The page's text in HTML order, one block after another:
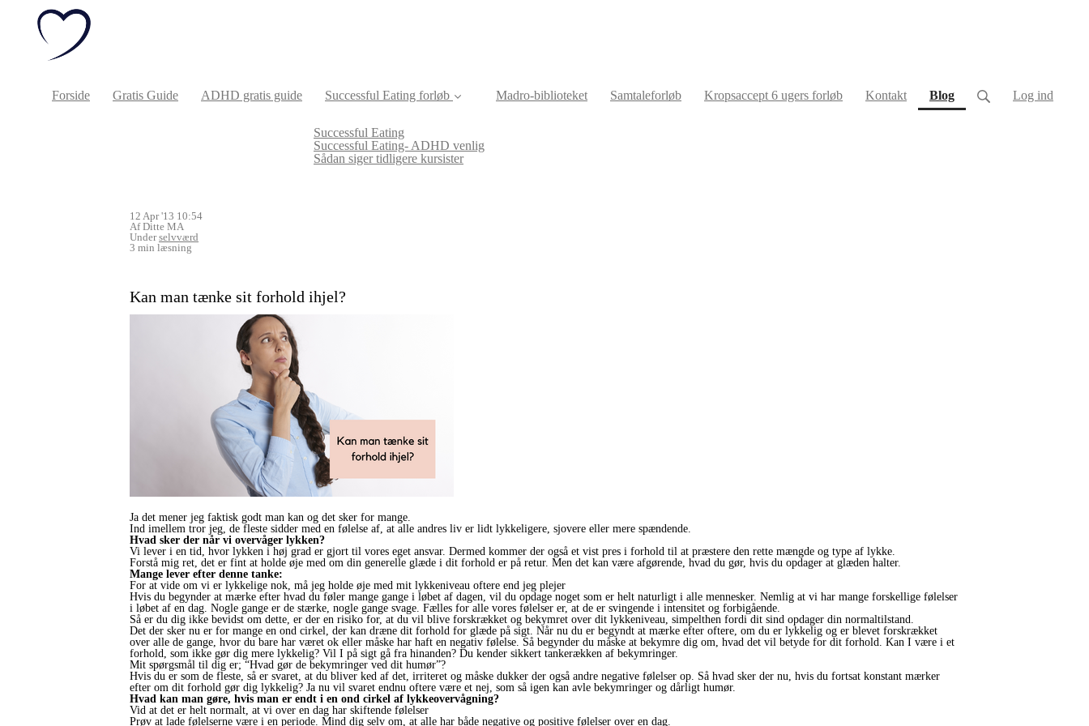
Forside Gratis Guide ADHD gratis guide Successful Eating forløb
Successful Eating
Successful Eating- ADHD venlig
Sådan siger tidligere kursister
Madro-biblioteket Samtaleforløb Kropsaccept 6 ugers forløb Kontakt Blog(current) Log ind
12 Apr '13 10:54
Af Ditte MA
Underselvværd
3 min læsning
Kan man tænke sit forhold ihjel?
Ja det mener jeg faktisk godt man kan og det sker for mange.
Ind imellem tror jeg, de fleste sidder med en følelse af, at alle andres liv er lidt lykkeligere, sjovere eller mere spændende.
Hvad sker der når vi overvåger lykken?
Vi lever i en tid, hvor lykken i høj grad er gjort til vores eget ansvar. Dermed kommer der også et vist pres i forhold til at præstere den rette mængde og type af lykke.
Forstå mig ret, det er fint at holde øje med om din generelle glæde i dit forhold er på retur. Men det kan være afgørende, hvad du gør, hvis du opdager at glæden halter.
Mange lever efter denne tanke:
For at vide om vi er lykkelige nok, må jeg holde øje med mit lykkeniveau oftere end jeg plejer
Hvis du begynder at mærke efter hvad du føler mange gange i løbet af dagen, vil du opdage noget som er helt naturligt i alle mennesker. Nemlig at vi har mange forskellige følelser
i løbet af en dag. Nogle gange er de stærke, nogle gange svage. Fælles for alle vores følelser er, at de er svingende i intensitet og forbigående.
Så er du dig ikke bevidst om dette, er der en risiko for, at du vil blive forskrækket og bekymret over dit lykkeniveau, simpelthen fordi dit sind opdager din normaltilstand.
Det der sker nu er for mange en ond cirkel, der kan dræne dit forhold for glæde på sigt. Når nu du er begyndt at mærke efter oftere, om du er lykkelig og er blevet forskrækket
over alle de gange, hvor du bare har været ok eller måske har haft en negativ følelse. Så begynder du måske at bekymre dig om, hvad det vil betyde for dit forhold. Kan I være i et
forhold, som ikke gør dig mere lykkelig? Vil I på sigt gå fra hinanden? Du kender sikkert tankerækken af bekymringer.
Mit spørgsmål til dig er; “Hvad gør de bekymringer ved dit humør”?
Hvis du er som de fleste, så er svaret, at du bliver ked af det, irriteret og måske dukker der også andre negative følelser op. Så hvad sker der nu, hvis du fortsat konstant mærker
efter om dit forhold gør dig lykkelig? Ja nu vil svaret endnu oftere være et nej, som så igen kan avle bekymringer og dårligt humør.
Hvad kan man gøre, hvis man er endt i en ond cirkel af lykkeovervågning?
Vid at det er helt normalt, at vi over en dag har skiftende følelser
Prøv at lade følelserne være i en periode. Mind dig selv om, at alle har både negative og positive følelser over en dag.